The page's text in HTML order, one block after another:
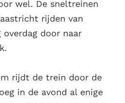
wel. De sneltreinen
rijden van
door naar
rijdt de trein door de
in de avond al enige